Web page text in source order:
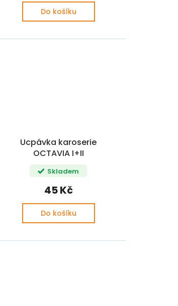
Do košíku
Ucpávka karoserie
OCTAVIA I+II
FABIA/ROOMSTER/RAPID/YETI/SUPERB
OE
Skladem
45 Kč
Do košíku